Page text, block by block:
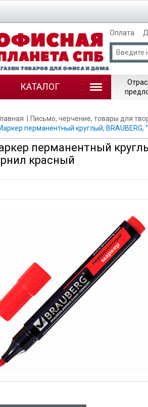
Оплата
КАТАЛОГ
Письмо, черчение, товары для
перманентный круглый,
перманентный
красный